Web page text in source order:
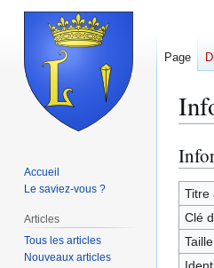
Aller
à
la
Aller
à
laTitre
Clé
Page
Accueil
Le saviez-vous ?
Articles
Tous les articles
Nouveaux articles